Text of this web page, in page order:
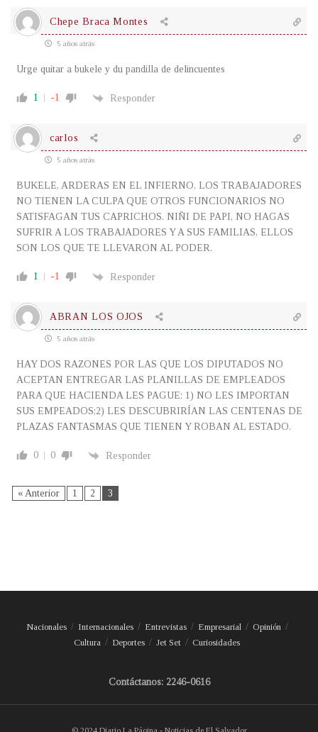
Chepe Braca Montes
5 años atrás
Urge quitar a bukele y du pandilla de delincuentes
1 -1 Responder
carlos
5 años atrás
BUKELE, ARDERAS EN EL INFIERNO, LOS TRABAJADORES
NO TIENEN LA CULPA QUE OTROS FUNCIONARIOS NO
SATISFAGAN TUS CAPRICHOS. NIÑI DE PAPI, NO HAGAS
SUFRIR A LOS TRABAJADORES Y A SUS FAMILIAS, ELLOS
SON LOS QUE TE LLEVARON AL PODER.
1 -1 Responder
ABRAN LOS OJOS
5 años atrás
HAY DOS RAZONES POR LAS QUE LOS DIPUTADOS NO
ACEPTAN ENTREGAR LAS PLANILLAS DE EMPLEADOS
PARA QUE HACIENDA LES PAGUE: 1) NO LES IMPORTAN
SUS EMPEADOS;2) LES DESCUBRIRÍAN LAS CENTENAS DE
PLAZAS FANTASMAS QUE TIENEN Y ROBAN AL ESTADO.
0 0 Responder
« Anterior 1 2 3
Nacionales Internacionales Entrevistas Empresarial
Opinión
Cultura
Deportes Jet Set Curiosidades
Contáctanos: 2246-0616